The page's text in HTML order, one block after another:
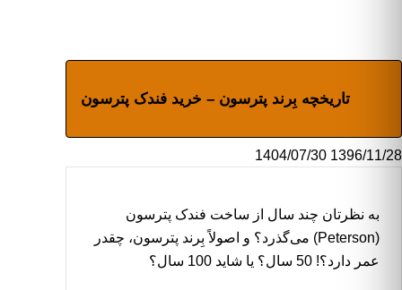
تاریخچه بِرند پترسون – خرید فندک پترسون
1396/11/28
1404/07/30
بهزاد عشوریون
به نظرتان چند سال از ساخت فندک پترسون
(Peterson) می‌گذرد؟ و اصولاً بِرند
پترسون، چقدر
عمر دارد؟! 50 سال؟ یا شاید 100 سال؟